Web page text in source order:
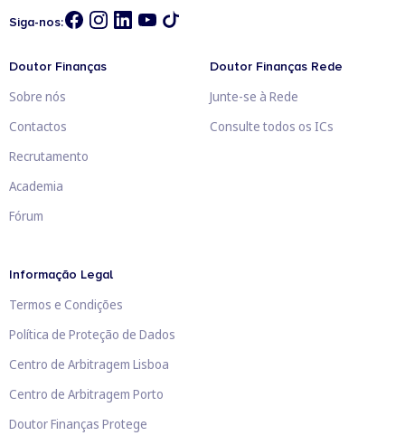
Siga-nos:
Doutor Finanças
Sobre nós
Contactos
Recrutamento
Academia
Fórum
Doutor Finanças Rede
Junte-se à Rede
Consulte todos os ICs
Informação Legal
Termos e Condições
Política de Proteção de Dados
Centro de Arbitragem Lisboa
Centro de Arbitragem Porto
Doutor Finanças Protege